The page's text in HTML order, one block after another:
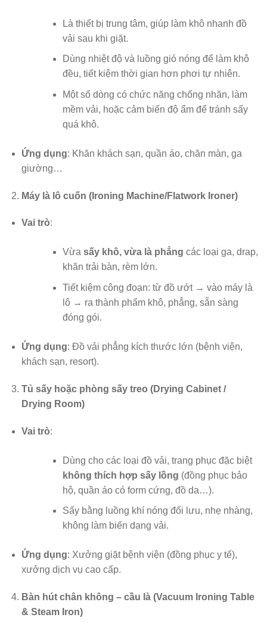
Là thiết bị trung tâm, giúp làm khô nhanh đồ
vải sau khi giặt.
Dùng nhiệt độ và luồng gió nóng để làm khô
đều, tiết kiệm thời gian hơn phơi tự nhiên.
Một số dòng có chức năng chống nhăn, làm
mềm vải, hoặc cảm biến độ ẩm để tránh sấy
quá khô.
Ứng dụng: Khăn khách sạn, quần áo, chăn màn, ga
giường…
Máy là lô cuốn (Ironing Machine/Flatwork Ironer)
Vai trò:
Vừa sấy khô, vừa là phẳng các loại ga, drap,
khăn trải bàn, rèm lớn.
Tiết kiệm công đoạn: từ đồ ướt → vào máy là
lô → ra thành phẩm khô, phẳng, sẵn sàng
đóng gói.
Ứng dụng: Đồ vải phẳng kích thước lớn (bệnh viện,
khách sạn, resort).
Tủ sấy hoặc phòng sấy treo (Drying Cabinet /
Drying Room)
Vai trò:
Dùng cho các loại đồ vải, trang phục đặc biệt
không thích hợp sấy lồng (đồng phục bảo
hộ, quần áo có form cứng, đồ da…).
Sấy bằng luồng khí nóng đối lưu, nhẹ nhàng,
không làm biến dạng vải.
Ứng dụng: Xưởng giặt bệnh viện (đồng phục y tế),
xưởng dịch vụ cao cấp.
Bàn hút chân không – cầu là (Vacuum Ironing Table
& Steam Iron)